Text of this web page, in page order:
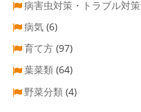
病害虫対策・トラブル対策
病気 (6)
育て方 (97)
葉菜類 (64)
野菜分類 (4)